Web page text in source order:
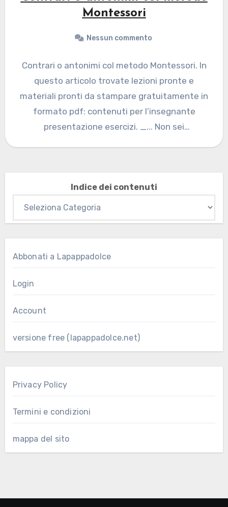
Montessori
Nessun commento
Contrari o antonimi col metodo Montessori. In
questo articolo trovate lezioni pronte e
materiali pronti da stampare gratuitamente in
formato pdf: contenuti per l’insegnante
presentazione esercizi. _... Non sei
Indice dei contenuti
Abbonati a Lapappadolce
Login
Account
versione free (lapappadolce.net)
Privacy Policy
Termini e condizioni
mappa del sito